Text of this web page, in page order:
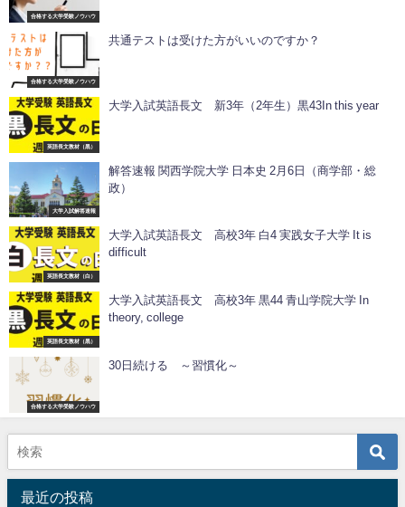
合格する大学受験ノウハウ
合格する大学受験ノウハウ
共通テストは受けた方がいいのですか？
英語長文教材（黒）
大学入試英語長文 新3年（2年生）黒43In this year
大学入試解答速報
解答速報 関西学院大学 日本史 2月6日（商学部・総
政）
英語長文教材（白）
大学入試英語長文 高校3年 白4 実践女子大学 It is
difficult
英語長文教材（黒）
大学入試英語長文 高校3年 黒44 青山学院大学 In
theory, college
合格する大学受験ノウハウ
30日続ける ～習慣化～
最近の投稿